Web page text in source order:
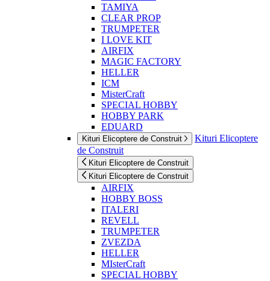
TAMIYA
CLEAR PROP
TRUMPETER
I LOVE KIT
AIRFIX
MAGIC FACTORY
HELLER
ICM
MisterCraft
SPECIAL HOBBY
HOBBY PARK
EDUARD
Kituri Elicoptere de Construit
Kituri Elicoptere
de Construit
Kituri Elicoptere de Construit
Kituri Elicoptere de Construit
AIRFIX
HOBBY BOSS
ITALERI
REVELL
TRUMPETER
ZVEZDA
HELLER
MIsterCraft
SPECIAL HOBBY